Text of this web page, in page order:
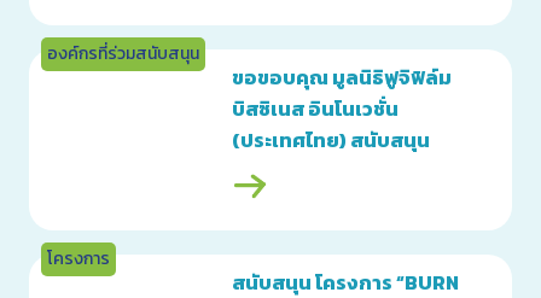
องค์กรที่ร่วมสนับสนุน
ขอขอบคุณ มูลนิธิฟูจิฟิล์ม
บิสซิเนส อินโนเวชั่น
(ประเทศไทย) สนับสนุน
“โครงการผ่าตัดแบบต่อ
เนื่องไม่จำกัดระยะเวลา
จำนวน 30 รอยยิ้ม” ณ โรง
พยาบาลชลบุรี จังหวัดชลบุรี
โครงการ
สนับสนุน โครงการ “BURN